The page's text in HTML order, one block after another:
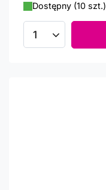
Dostępny (10 szt.)
Ilość produktów